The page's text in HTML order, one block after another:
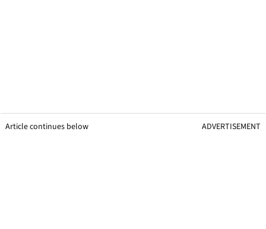
Article continues below ADVERTISEMENT